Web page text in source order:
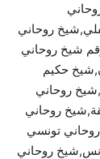
روحاني
شيخ روحاني
حكيم
روحاني
روحاني
تونسي
روحاني